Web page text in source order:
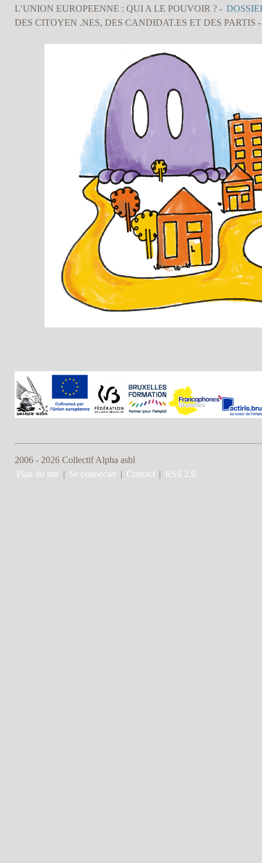
L’UNION EUROPEENNE : QUI A LE POUVOIR ? -
DES CITOYEN .NES, DES CANDIDAT.ES ET DES PARTIS
2006 - 2026 Collectif Alpha asbl
Plan du site | Se connecter | Contact | RSS 2.0